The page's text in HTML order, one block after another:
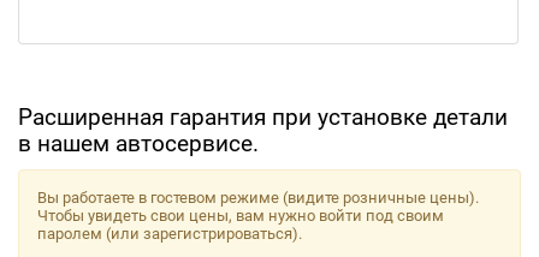
Расширенная гарантия при установке детали
в нашем автосервисе.
Вы работаете в гостевом режиме (видите розничные цены).
Чтобы увидеть свои цены, вам нужно войти под своим
паролем (или зарегистрироваться).